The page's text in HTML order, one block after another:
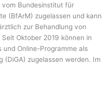
vom Bundesinstitut für
(BfArM) zugelassen und kann
zur Behandlung von
Oktober 2019 können in
und Online-Programme als
(DiGA) zugelassen werden. Im